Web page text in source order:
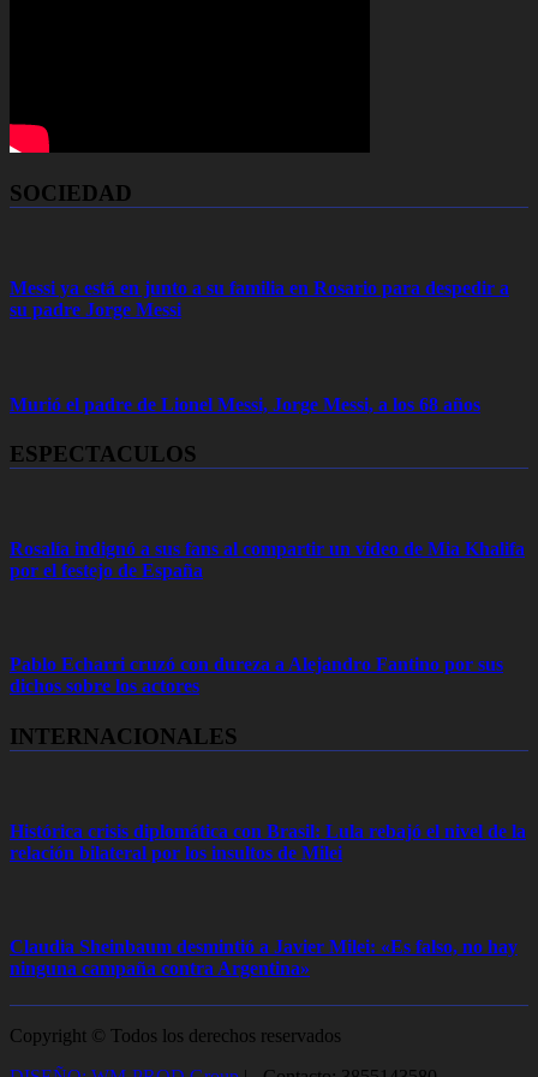
SOCIEDAD
Messi ya está en junto a su familia en Rosario para despedir a
su padre Jorge Messi
Murió el padre de Lionel Messi, Jorge Messi, a los 68 años
ESPECTACULOS
Rosalía indignó a sus fans al compartir un video de Mia Khalifa
por el festejo de España
Pablo Echarri cruzó con dureza a Alejandro Fantino por sus
dichos sobre los actores
INTERNACIONALES
Histórica crisis diplomática con Brasil: Lula rebajó el nivel de la
relación bilateral por los insultos de Milei
Claudia Sheinbaum desmintió a Javier Milei: «Es falso, no hay
ninguna campaña contra Argentina»
Copyright © Todos los derechos reservados